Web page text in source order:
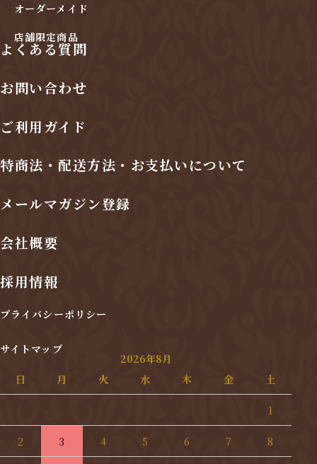
オーダーメイド
店舗限定商品
よくある質問
お問い合わせ
ご利用ガイド
特商法・配送方法・お支払いについて
メールマガジン登録
会社概要
採用情報
プライバシーポリシー
サイトマップ
2026年8月
日 月 火 水 木 金 土
1
2 3 4 5 6 7 8